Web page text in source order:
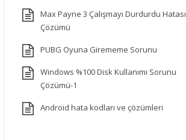
Max Payne 3 Çalışmayı Durdurdu Hatası
Çözümü
PUBG Oyuna Girememe Sorunu
Windows %100 Disk Kullanımı Sorunu
Çözümü-1
Android hata kodları ve çözümleri